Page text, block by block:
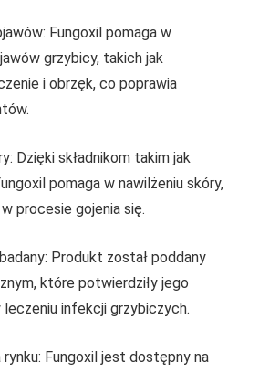
Fungoxil pomaga w
grzybicy, takich jak
i obrzęk, co poprawia
Dzięki składnikom takim jak
pomaga w nawilżeniu skóry,
procesie gojenia się.
Produkt został poddany
które potwierdziły jego
infekcji grzybiczych.
Fungoxil jest dostępny na